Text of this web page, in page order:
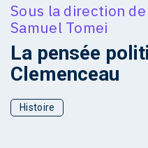
Sous la direction
Samuel Tomei
La pensée
Clemenceau
Histoire